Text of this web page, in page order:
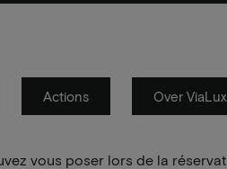
Actions Over
vous poser lors de la